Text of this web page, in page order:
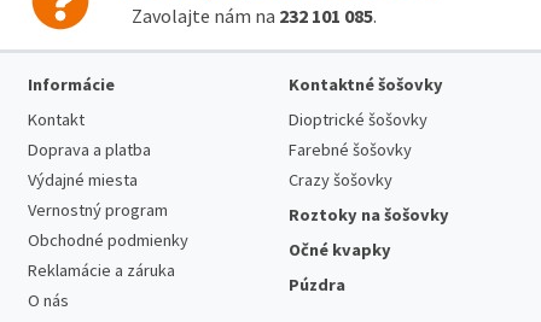
Zavolajte nám na 232 101 085.
Informácie
Kontakt
Doprava a platba
Výdajné miesta
Vernostný program
Obchodné podmienky
Reklamácie a záruka
O nás
Kontaktné šošovky
Dioptrické šošovky
Farebné šošovky
Crazy šošovky
Roztoky na šošovky
Očné kvapky
Púzdra